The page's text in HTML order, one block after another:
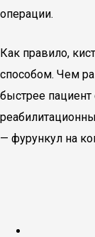
операции.
Как правило,
способом. Чем
быстрее
— фурункул на